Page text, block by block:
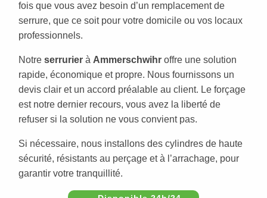
fois que vous avez besoin d’un remplacement de
serrure, que ce soit pour votre domicile ou vos locaux
professionnels.
Notre serrurier à Ammerschwihr offre une solution
rapide, économique et propre. Nous fournissons un
devis clair et un accord préalable au client. Le forçage
est notre dernier recours, vous avez la liberté de
refuser si la solution ne vous convient pas.
Si nécessaire, nous installons des cylindres de haute
sécurité, résistants au perçage et à l’arrachage, pour
garantir votre tranquillité.